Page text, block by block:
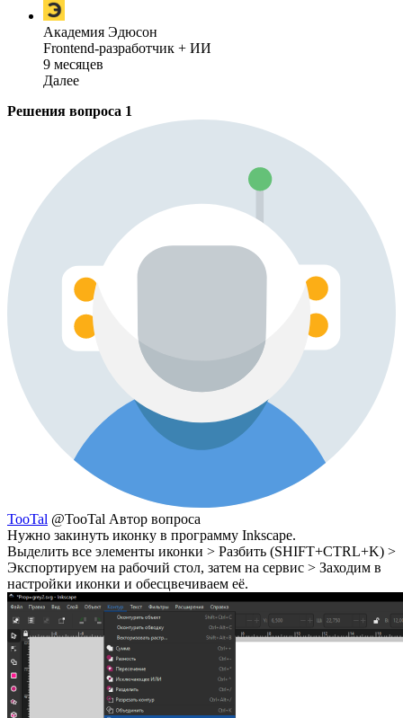
Академия Эдюсон
Frontend-разработчик + ИИ
9 месяцев
Далее
Решения вопроса 1
TooTal @TooTal Автор вопроса
Нужно закинуть иконку в программу Inkscape.
Выделить все элементы иконки > Разбить (SHIFT+CTRL+K) >
Экспортируем на рабочий стол, затем на сервис > Заходим в
настройки иконки и обесцвечиваем её.